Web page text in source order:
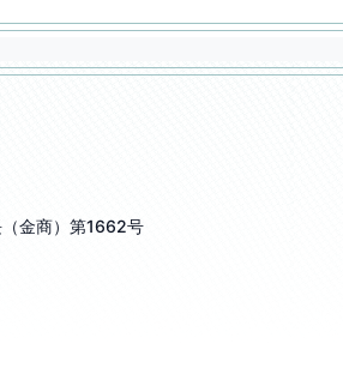
金商）第1662号